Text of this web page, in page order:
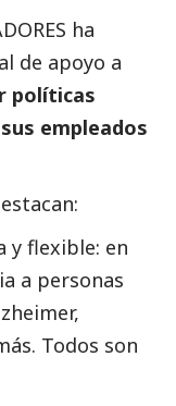
ha
de apoyo a
políticas
empleados
y flexible: en
a personas
Todos son